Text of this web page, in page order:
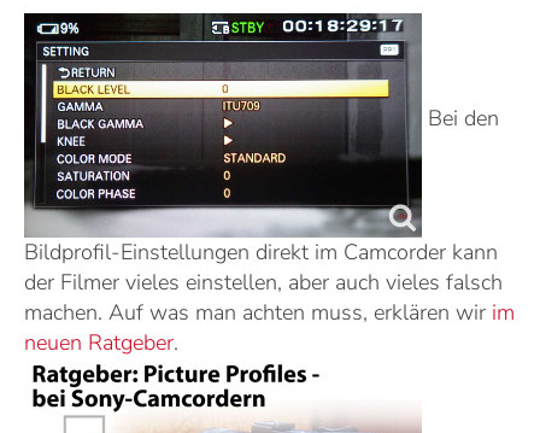
Bei den
Bildprofil-Einstellungen direkt im Camcorder kann
der Filmer vieles einstellen, aber auch vieles falsch
machen. Auf was man achten muss, erklären wir im
neuen Ratgeber.